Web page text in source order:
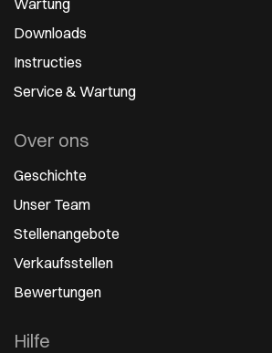
Wartung
Downloads
Instructies
Service & Wartung
Over ons
Geschichte
Unser Team
Stellenangebote
Verkaufsstellen
Bewertungen
Hilfe